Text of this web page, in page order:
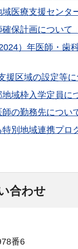
医療支援センタ
保計画について
）年医師・歯
援区域の設定等に
域枠入学定員に
の勤務先につい
別地域連携プ
合わせ
番6